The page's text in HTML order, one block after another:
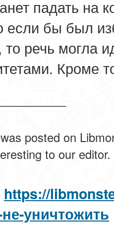
падать на
если бы был
то речь могла
Кроме
posted on
to our editor.
https://
уничтожить